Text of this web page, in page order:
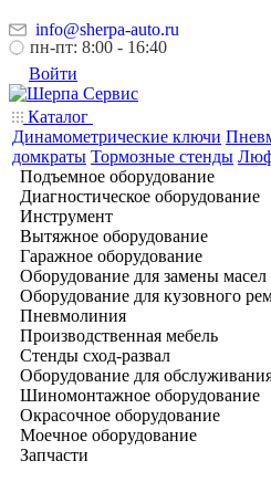
info@sherpa-auto.ru
пн-пт: 8:00 - 16:40
Войти
Каталог
Динамометрические ключи
домкраты Тормозные стенды
Подъемное оборудование
Диагностическое оборудование
Инструмент
Вытяжное оборудование
Гаражное оборудование
Оборудование для замены масел
Оборудование для кузовного
Пневмолиния
Производственная мебель
Стенды сход-развал
Оборудование для
Шиномонтажное оборудование
Окрасочное оборудование
Моечное оборудование
Запчасти